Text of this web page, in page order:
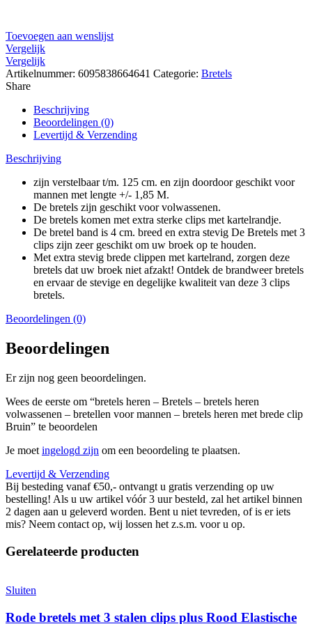
Toevoegen aan wenslijst
Vergelijk
Vergelijk
Artikelnummer: 6095838664641 Categorie: Bretels
Share
Beschrijving
Beoordelingen (0)
Levertijd & Verzending
Beschrijving
zijn verstelbaar t/m. 125 cm. en zijn doordoor geschikt voor
mannen met lengte +/- 1,85 M.
De bretels zijn geschikt voor volwassenen.
De bretels komen met extra sterke clips met kartelrandje.
De bretel band is 4 cm. breed en extra stevig De Bretels met 3
clips zijn zeer geschikt om uw broek op te houden.
Met extra stevig brede clippen met kartelrand, zorgen deze
bretels dat uw broek niet afzakt! Ontdek de brandweer bretels
en ervaar de stevige en degelijke kwaliteit van deze 3 clips
bretels.
Beoordelingen (0)
Beoordelingen
Er zijn nog geen beoordelingen.
Wees de eerste om “bretels heren – Bretels – bretels heren
volwassenen – bretellen voor mannen – bretels heren met brede clip
Bruin” te beoordelen
Je moet ingelogd zijn om een beoordeling te plaatsen.
Levertijd & Verzending
Bij besteding vanaf €50,- ontvangt u gratis verzending op uw
bestelling! Als u uw artikel vóór 3 uur besteld, zal het artikel binnen
2 dagen aan u geleverd worden. Bent u niet tevreden, of is er iets
mis? Neem contact op, wij lossen het z.s.m. voor u op.
Gerelateerde producten
Sluiten
Rode bretels met 3 stalen clips plus Rood Elastische